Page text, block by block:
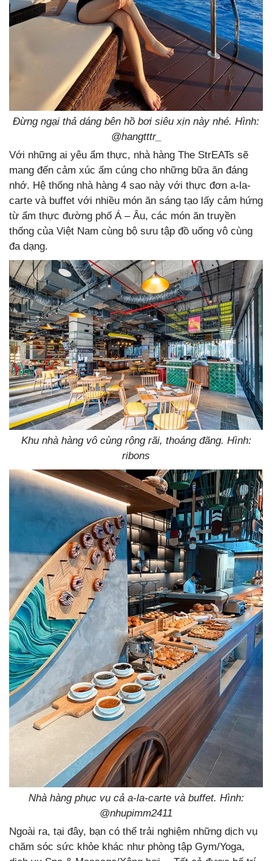
Đừng ngại thả dáng bên hồ bơi siêu xịn này nhé. Hình:
@hangtttr_
Với những ai yêu ẩm thực, nhà hàng The StrEATs sẽ
mang đến cảm xúc ấm cúng cho những bữa ăn đáng
nhớ. Hệ thống nhà hàng 4 sao này với thực đơn a-la-
carte và buffet với nhiều món ăn sáng tạo lấy cảm hứng
từ ẩm thực đường phố Á – Âu, các món ăn truyền
thống của Việt Nam cùng bộ sưu tập đồ uống vô cùng
đa dạng.
Khu nhà hàng vô cùng rộng rãi, thoáng đãng. Hình:
ribons
Nhà hàng phục vụ cả a-la-carte và buffet. Hình:
@nhupimm2411
Ngoài ra, tại đây, bạn có thể trải nghiệm những dịch vụ
chăm sóc sức khỏe khác như phòng tập Gym/Yoga,